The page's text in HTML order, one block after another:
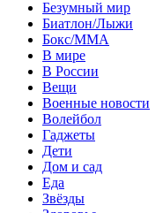
Безумный мир
Биатлон/Лыжи
Бокс/MMA
В мире
В России
Вещи
Военные новости
Волейбол
Гаджеты
Дети
Дом и сад
Еда
Звёзды